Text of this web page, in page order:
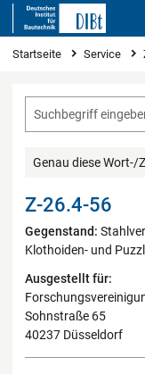
Sie sind hier
Startseite Service
Genau diese Wort-/
Z-26.4-56
Gegenstand:
Klothoiden- und
Ausgestellt für:
Sohnstraße 65
40237 Düsseldorf